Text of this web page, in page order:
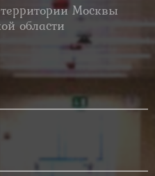
Москвы
области